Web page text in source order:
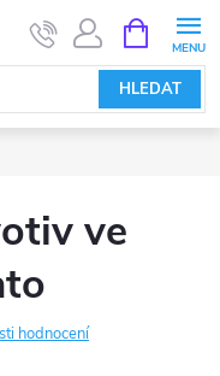
HLEDAT
NÁKUPNÍ
KOŠÍK
ve
hodnocení